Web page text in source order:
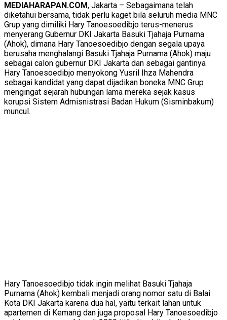
MEDIAHARAPAN.COM, Jakarta – Sebagaimana telah
diketahui bersama, tidak perlu kaget bila seluruh media MNC
Grup yang dimiliki Hary Tanoesoedibjo terus-menerus
menyerang Gubernur DKI Jakarta Basuki Tjahaja Purnama
(Ahok), dimana Hary Tanoesoedibjo dengan segala upaya
berusaha menghalangi Basuki Tjahaja Purnama (Ahok) maju
sebagai calon gubernur DKI Jakarta dan sebagai gantinya
Hary Tanoesoedibjo menyokong Yusril Ihza Mahendra
sebagai kandidat yang dapat dijadikan boneka MNC Grup
mengingat sejarah hubungan lama mereka sejak kasus
korupsi Sistem Admisnistrasi Badan Hukum (Sisminbakum)
muncul.
Hary Tanoesoedibjo tidak ingin melihat Basuki Tjahaja
Purnama (Ahok) kembali menjadi orang nomor satu di Balai
Kota DKI Jakarta karena dua hal, yaitu terkait lahan untuk
apartemen di Kemang dan juga proposal Hary Tanoesoedibjo